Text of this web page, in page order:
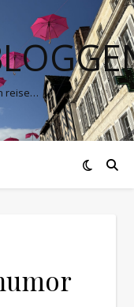
reise…